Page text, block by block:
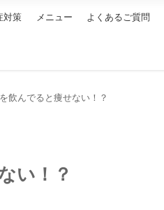
対策 メニュー よくあるご質問
飲んでると痩せない！？
い！？